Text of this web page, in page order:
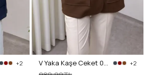
+2 V Yaka Kaşe Ceket 0041 - KAHVERENGİ +2